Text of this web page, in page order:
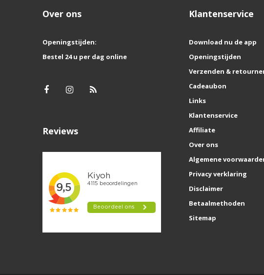
Over ons
Openingstijden:
Bestel 24 u per dag online
Reviews
Klantenservice
Download nu de app
Openingstijden
Verzenden &
Cadeaubon
Links
Klantenservice
Affiliate
Over ons
Algemene
Privacy verklaring
Disclaimer
Betaalmethoden
Sitemap